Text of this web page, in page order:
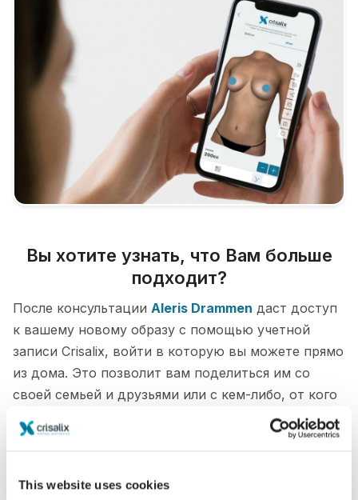
This website uses cookies
Вы хотите узнать, что Вам больше
подходит?
После консультации Aleris Drammen даст доступ
к вашему новому образу с помощью учетной
записи Crisalix, войти в которую вы можете прямо
из дома. Это позволит вам поделиться им со
своей семьей и друзьями или с кем-либо, от кого